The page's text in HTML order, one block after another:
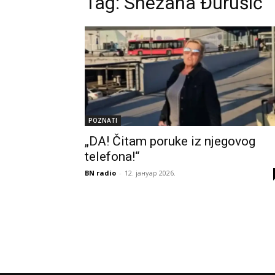
POZNATI
„DA! Čitam poruke iz njegovog
telefona!“
BN radio - 12. јануар 2026.